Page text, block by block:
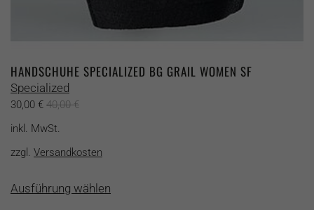
HANDSCHUHE SPECIALIZED BG GRAIL WOMEN SF
Specialized
30,00 € 40,00€
inkl. MwSt.
zzgl. Versandkosten
Ausführung wählenProdukt